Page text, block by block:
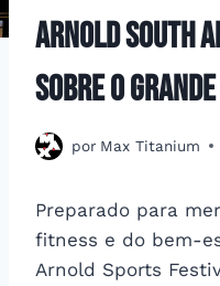
Arnold South
Sobre o
por Max Titanium
Preparado para
fitness e do bem-
Arnold Sports